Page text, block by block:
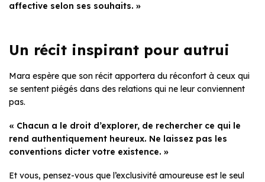
affective selon ses souhaits. »
Un récit inspirant pour autrui
Mara espère que son récit apportera du réconfort à ceux qui
se sentent piégés dans des relations qui ne leur conviennent
pas.
« Chacun a le droit d’explorer, de rechercher ce qui le
rend authentiquement heureux. Ne laissez pas les
conventions dicter votre existence. »
Et vous, pensez-vous que l’exclusivité amoureuse est le seul